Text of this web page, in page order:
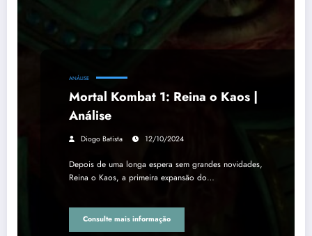
ANÁLISE
Mortal Kombat 1: Reina o Kaos |
Análise
Diogo Batista 12/10/2024
Depois de uma longa espera sem grandes novidades,
Reina o Kaos, a primeira expansão do…
Consulte mais informação